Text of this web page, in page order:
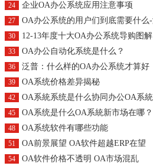
24 企业OA办公系统应用注意事项
27 OA办公系统的用户们到底需要什么
30 12-13年度十大OA办公系统导购图解
33 OA办公自动化系统是什么？
36 泛普：什么样的OA办公系统才算好
39 OA系统价格差异揭秘
42 OA系統系统是什么协同办公OA系
45 OA系统是什么OA系統新市场在哪？
48 OA系统软件有哪些功能
51 OA前景展望 OA软件超越ERP在望
54 OA软件价格不透明 OA市场混乱